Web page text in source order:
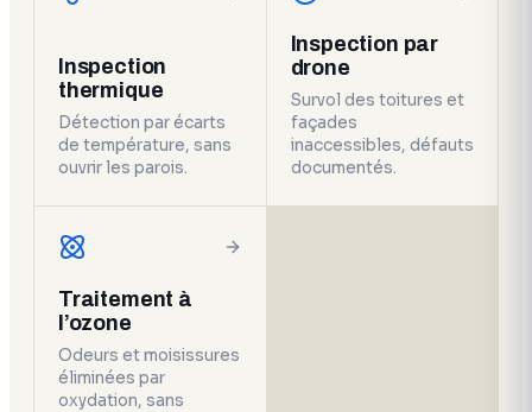
Inspection
thermique
Détection par écarts
de température, sans
ouvrir les parois.
Inspection par
drone
Survol des toitures et
façades
inaccessibles, défauts
documentés.
Traitement à
l’ozone
Odeurs et moisissures
éliminées par
oxydation, sans